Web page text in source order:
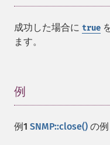
成功した場合に true
ます。
例
例1 SNMP::close() の例